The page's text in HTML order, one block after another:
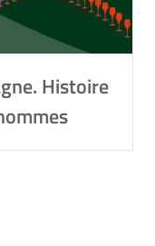
Histoire